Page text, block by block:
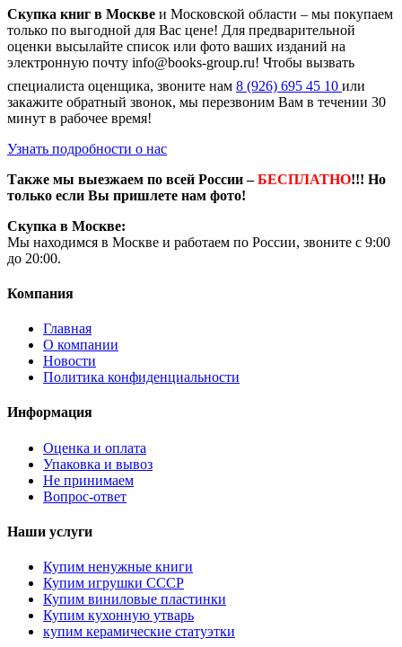
Скупка книг в Москве и Московской области – мы покупаем
только по выгодной для Вас цене! Для предварительной
оценки высылайте список или фото ваших изданий на
электронную почту info@books-group.ru! Чтобы вызвать
специалиста оценщика, звоните нам 8 (926) 695 45 10 или
закажите обратный звонок, мы перезвоним Вам в течении 30
минут в рабочее время!
Узнать подробности о нас
Также мы выезжаем по всей России –БЕСПЛАТНО!!! Но
только если Вы пришлете нам фото!
Скупка в Москве:
Мы находимся в Москве и работаем по России, звоните с 9:00
до 20:00.
Компания
Главная
О компании
Новости
Политика конфиденциальности
Информация
Оценка и оплата
Упаковка и вывоз
Не принимаем
Вопрос-ответ
Наши услуги
Купим ненужные книги
Купим игрушки СССР
Купим виниловые пластинки
Купим кухонную утварь
купим керамические статуэтки